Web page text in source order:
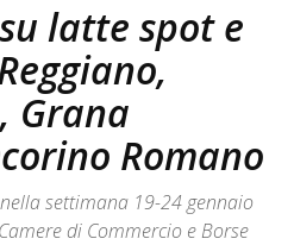
latte spot e
Grana
Romano
settimana 19-24 gennaio
di Commercio e Borse